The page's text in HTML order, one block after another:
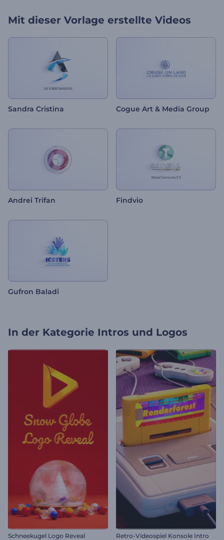
Mit dieser Vorlage erstellte Videos
Sandra Cristina Cogue Art & Media Group
Andrei Trifan Findvio
Gufron Baladi
In der Kategorie Intros und Logos
Schneekugel Logo Reveal Retro-Videospiel Konsole Intro